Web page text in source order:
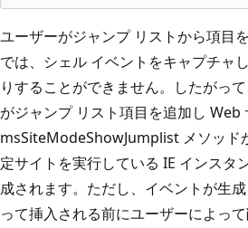
ユーザーがジャンプ リストから項目
では、シェル イベントをキャプチャ
りすることができません。したがっ
がジャンプ リスト項目を追加し Web
msSiteModeShowJumplist メソッド
定サイトを実行している IE インスタ
成されます。ただし、イベントが生
って挿入される前にユーザーによっ